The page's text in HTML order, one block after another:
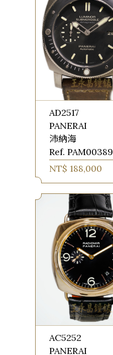
AD2517
PANERAI
沛納海
Ref. PAM00389
NT$ 188,000
AC5252
PANERAI